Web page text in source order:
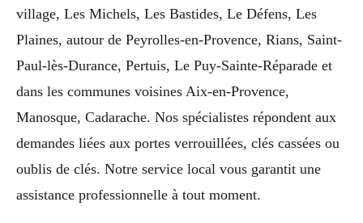
village, Les Michels, Les Bastides, Le Défens, Les
Plaines, autour de Peyrolles-en-Provence, Rians, Saint-
Paul-lès-Durance, Pertuis, Le Puy-Sainte-Réparade et
dans les communes voisines Aix-en-Provence,
Manosque, Cadarache. Nos spécialistes répondent aux
demandes liées aux portes verrouillées, clés cassées ou
oublis de clés. Notre service local vous garantit une
assistance professionnelle à tout moment.